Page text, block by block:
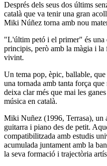
Després dels seus dos últims
català que va tenir una gran
Miki Núñez torna amb nou
"L'últim petó i el primer" és una
principis, però amb la màgia i la
vivint.
Un tema pop, èpic, ballable,
una tornada amb tanta força
deixa clar més que mai les
música en català.
Miki Nuñez (1996, Terrasa), un
guitarra i piano des de petit.
compatibilitzada amb estudis
acumulada juntament amb la
la seva formació i trajectòria